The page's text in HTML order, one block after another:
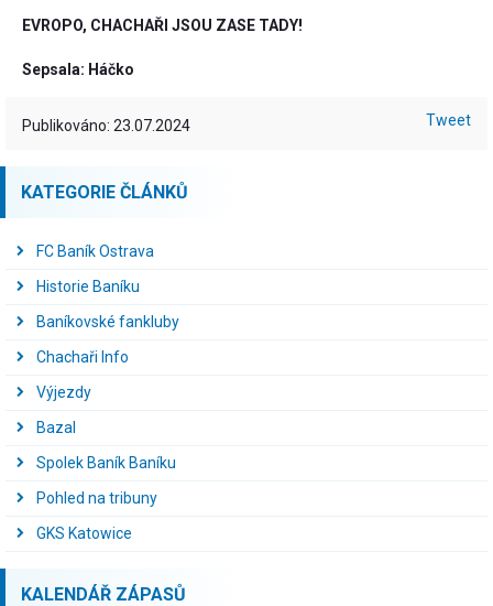
EVROPO, CHACHAŘI JSOU ZASE TADY!
Sepsala: Háčko
Publikováno: 23.07.2024 Tweet
KATEGORIE ČLÁNKŮ
FC Baník Ostrava
Historie Baníku
Baníkovské fankluby
Chachaři Info
Výjezdy
Bazal
Spolek Baník Baníku
Pohled na tribuny
GKS Katowice
KALENDÁŘ ZÁPASŮ